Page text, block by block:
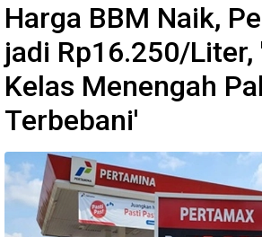
Harga BBM Naik,
jadi Rp16.250/Liter,
Kelas Menengah
Terbebani'